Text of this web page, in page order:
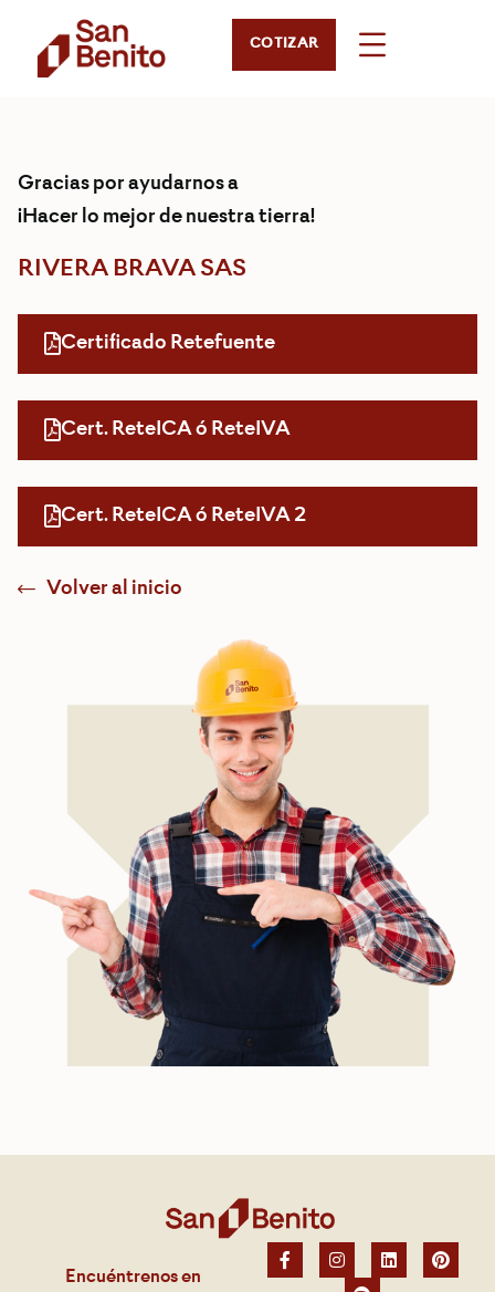
COTIZAR
Gracias por ayudarnos a
¡Hacer lo mejor de nuestra tierra!
RIVERA BRAVA SAS
Certificado Retefuente
Cert. ReteICA ó ReteIVA
Cert. ReteICA ó ReteIVA 2
Volver al inicio
Encuéntrenos en